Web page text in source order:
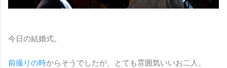
今日の結婚式。
前撮りの時からそうでしたが、とても雰囲気いいお二人。